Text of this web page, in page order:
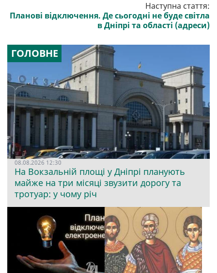
Наступна стаття:
Планові відключення. Де сьогодні не буде світла
в Дніпрі та області (адреси)
ГОЛОВНЕ
08.08.2026 12:30
На Вокзальній площі у Дніпрі планують
майже на три місяці звузити дорогу та
тротуар: у чому річ